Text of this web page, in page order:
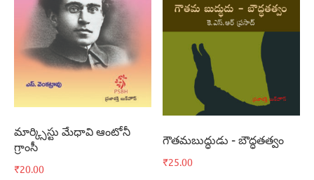
మార్క్సిస్టు మేధావి ఆంటోనీ
గ్రాంసీ
₹20.00
గౌతమబుద్ధుడు – బౌద్ధతత్వం
₹25.00